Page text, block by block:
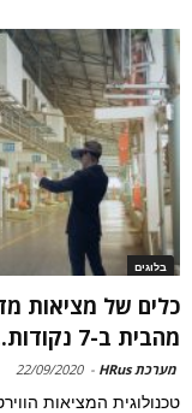
בלוגים
כלים של מציאות
מהבית ב-7 נקודות...
מערכת HRus -
22/09/2020
טכנולוגית המציאות